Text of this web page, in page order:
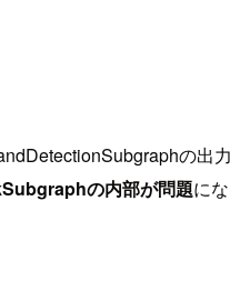
の出
の内部が問題に